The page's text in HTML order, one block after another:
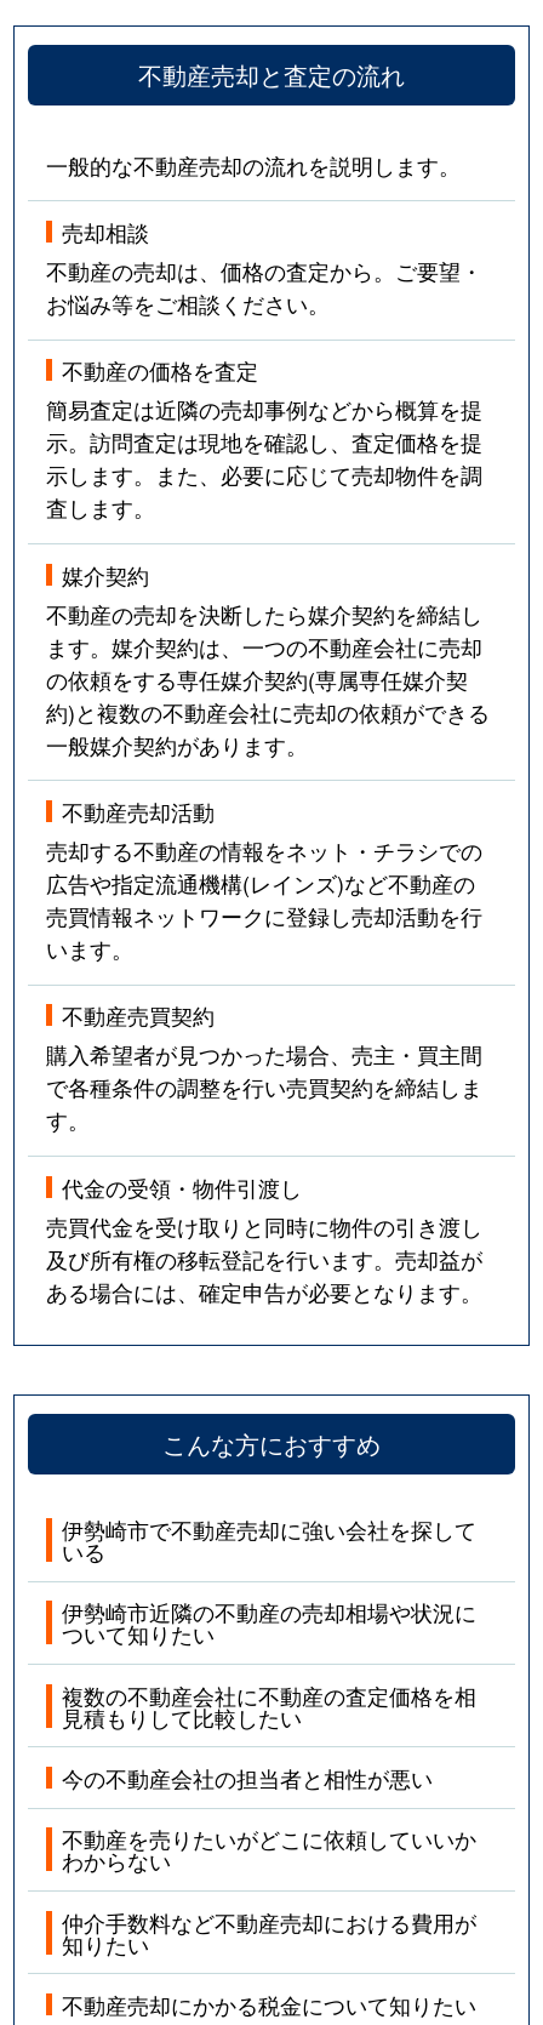
不動産売却と査定の流れ
一般的な不動産売却の流れを説明します。
売却相談
不動産の売却は、価格の査定から。ご要望・
お悩み等をご相談ください。
不動産の価格を査定
簡易査定は近隣の売却事例などから概算を提
示。訪問査定は現地を確認し、査定価格を提
示します。また、必要に応じて売却物件を調
査します。
媒介契約
不動産の売却を決断したら媒介契約を締結し
ます。媒介契約は、一つの不動産会社に売却
の依頼をする専任媒介契約(専属専任媒介契
約)と複数の不動産会社に売却の依頼ができる
一般媒介契約があります。
不動産売却活動
売却する不動産の情報をネット・チラシでの
広告や指定流通機構(レインズ)など不動産の
売買情報ネットワークに登録し売却活動を行
います。
不動産売買契約
購入希望者が見つかった場合、売主・買主間
で各種条件の調整を行い売買契約を締結しま
す。
代金の受領・物件引渡し
売買代金を受け取りと同時に物件の引き渡し
及び所有権の移転登記を行います。売却益が
ある場合には、確定申告が必要となります。
こんな方におすすめ
伊勢崎市で不動産売却に強い会社を探して
いる
伊勢崎市近隣の不動産の売却相場や状況に
ついて知りたい
複数の不動産会社に不動産の査定価格を相
見積もりして比較したい
今の不動産会社の担当者と相性が悪い
不動産を売りたいがどこに依頼していいか
わからない
仲介手数料など不動産売却における費用が
知りたい
不動産売却にかかる税金について知りたい